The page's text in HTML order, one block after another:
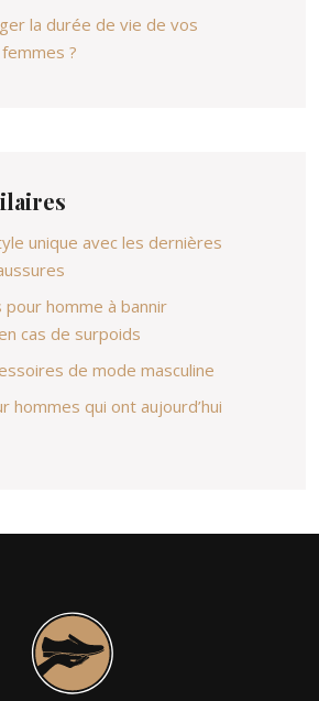
la durée de vie de vos
?
unique avec les dernières
homme à bannir
cas de surpoids
de mode masculine
hommes qui ont aujourd’hui